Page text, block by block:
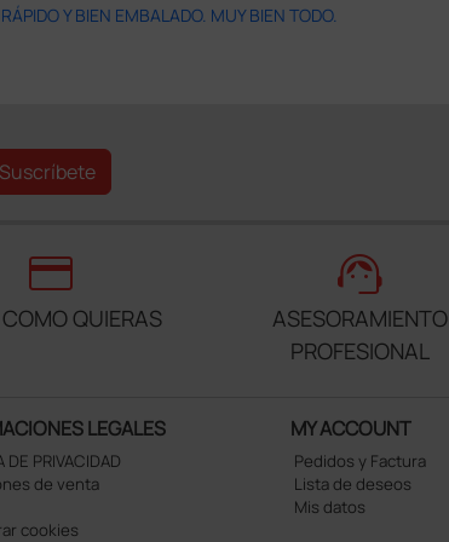
Y BIEN EMBALADO. MUY BIEN TODO.
Suscríbete
credit_card
QUIERAS
support_agent
ASESORAMIENTO
PROFESIONAL
LEGALES
DE PRIVACIDAD
de venta
cookies
MY ACCOUNT
Pedidos y Factura
Lista de deseos
Mis datos